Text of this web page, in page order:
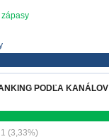
PODĽA KANÁLOV
1 (3,33%)